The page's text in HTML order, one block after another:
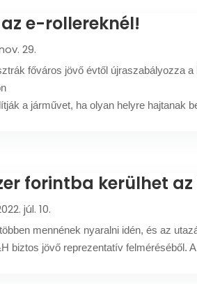
e-rollereknél!
29.
főváros jövő évtől újraszabályozza
a járművet, ha olyan helyre hajtanak
forintba kerülhet
júl. 10.
mennének nyaralni idén, és az
biztos jövő reprezentatív felméréséből.